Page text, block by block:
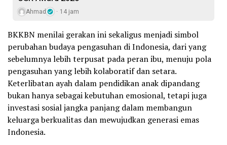
Ahmad 14 jam
BKKBN menilai gerakan ini sekaligus menjadi simbol
perubahan budaya pengasuhan di Indonesia, dari yang
sebelumnya lebih terpusat pada peran ibu, menuju pola
pengasuhan yang lebih kolaboratif dan setara.
Keterlibatan ayah dalam pendidikan anak dipandang
bukan hanya sebagai kebutuhan emosional, tetapi juga
investasi sosial jangka panjang dalam membangun
keluarga berkualitas dan mewujudkan generasi emas
Indonesia.